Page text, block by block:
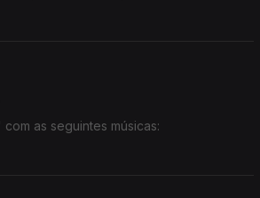
as seguintes músicas: